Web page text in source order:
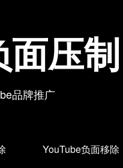
压制
品牌推广
YouTube负面移除